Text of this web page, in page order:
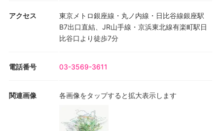
アクセス
東京メトロ銀座線・丸ノ内線・日比谷線銀座駅
B7出口直結、JR山手線・京浜東北線有楽町駅日
比谷口より徒歩7分
電話番号 03-3569-3611
関連画像 各画像をタップすると拡大表示します